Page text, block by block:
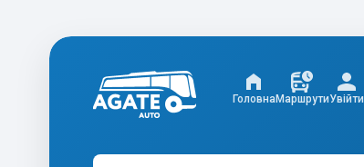
ГоловнаМаршрутиУвійти